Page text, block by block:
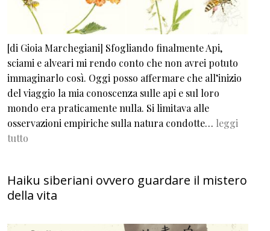
[di Gioia Marchegiani] Sfogliando finalmente Api,
sciami e alveari mi rendo conto che non avrei potuto
immaginarlo così. Oggi posso affermare che all’inizio
del viaggio la mia conoscenza sulle api e sul loro
mondo era praticamente nulla. Si limitava alle
osservazioni empiriche sulla natura condotte… leggi
tutto
Haiku siberiani ovvero guardare il mistero
della vita